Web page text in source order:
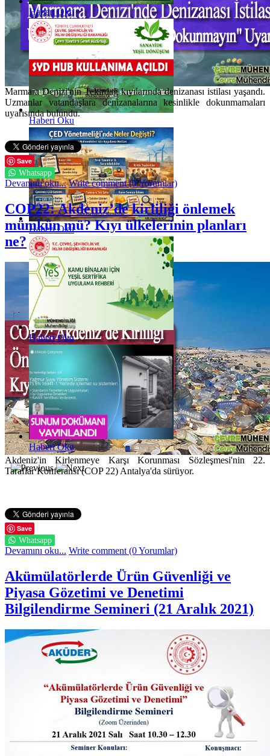
Haberi Oku
Haberi Oku
Haberi Oku
Haberi Oku
Haberi Oku
Marmara Denizi'nin Tekirdağ kıyılarında denizanası istilası yaşandı.
Uzmanlar vatandaşlara denizanalarına kesinlikle dokunmamaları
uyarısında bulundu.
Save
Whatsapp
Devamını oku... Write comment (0 Yorumlar)
COP22: Akdeniz’de kirliliği önlemek
mümkün mü? Kıyı ülkelerinin planları
ne?
Akdeniz'in Kirlenmeye Karşı Korunması Sözleşmesi'nin 22.
Taraflar Konferansı (COP 22) Antalya'da sürüyor.
Save
Whatsapp
Devamını oku... Write comment (0 Yorumlar)
Akümülatörlerde Ürün Güvenliği ve
Piyasa Gözetimi ve Denetimi
Bilgilendirme Semineri (21 Aralık 2021)